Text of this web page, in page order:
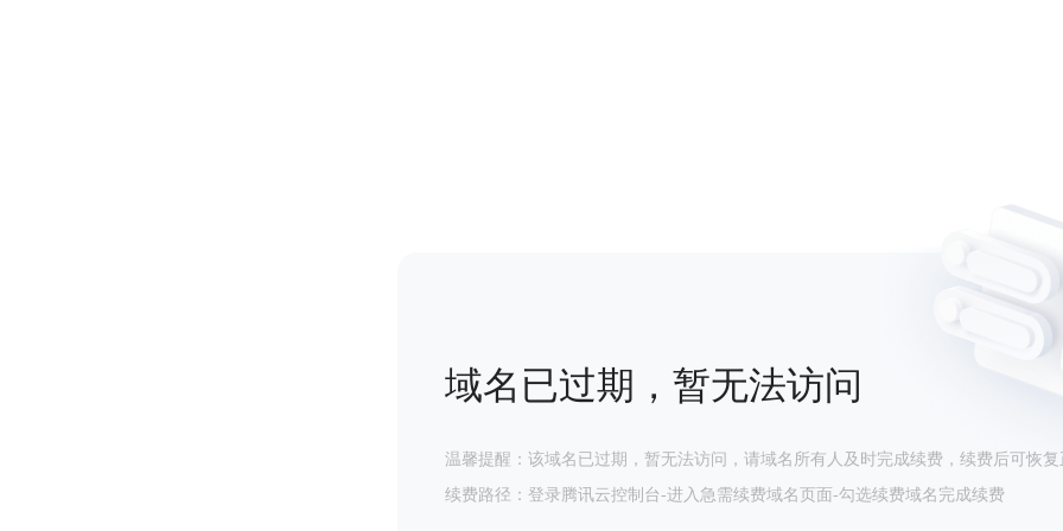
域名已过期，暂无法访问
温馨提醒：该域名已过期，暂无法访问，请域名所有人及时完成续费，续费后可恢复
续费路径：登录腾讯云控制台-进入急需续费域名页面-勾选续费域名完成续费